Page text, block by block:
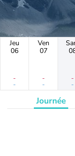
Jeu
06
-
-
Ven
07
-
-
-
-
Journée